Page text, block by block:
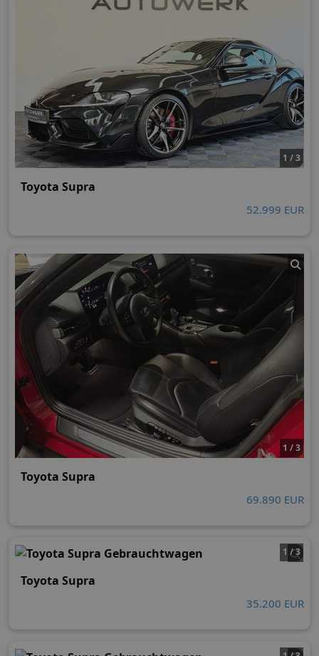
1 / 3
Toyota Supra
52.999 EUR
1 / 3
Toyota Supra
69.890 EUR
1 / 3
Toyota Supra
35.200 EUR